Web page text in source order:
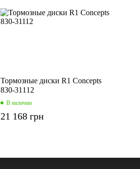
Тормозные диски R1 Concepts
830-31112
В наличии
21 168 грн